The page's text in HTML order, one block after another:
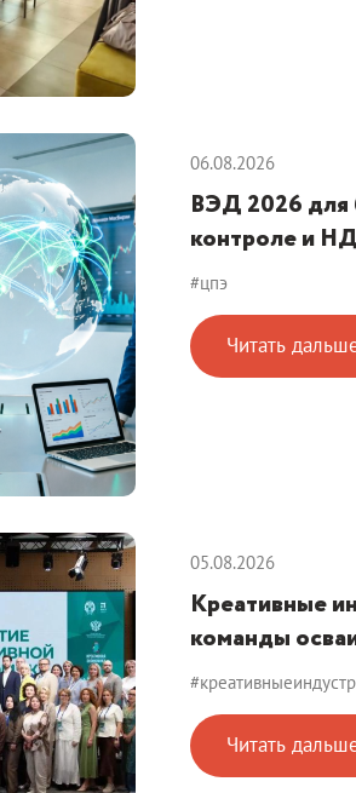
06.08.2026
ВЭД 2026 для
контроле и
#цпэ
Читать
05.08.2026
Креативные
команды
Читать